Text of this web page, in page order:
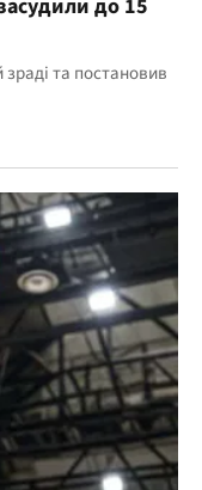
до 15
та постановив